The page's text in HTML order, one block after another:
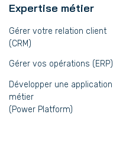
Expertise métier
Gérer votre relation client
(CRM)
Gérer vos opérations (ERP)
Développer une application
métier
(Power Platform)